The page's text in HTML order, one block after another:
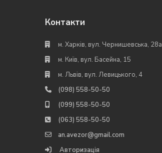
Контакти
м. Харків, вул. Чернишевська, 28а
м. Київ, вул. Басейна, 15
м. Львів, вул. Левицького, 4
(098) 558-50-50
(099) 558-50-50
(063) 558-50-50
an.avezor@gmail.com
Авторизація